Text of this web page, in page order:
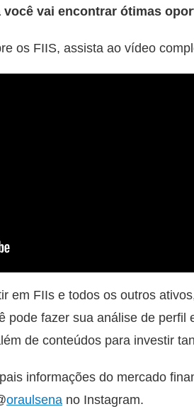
vai encontrar ótimas
os FIIS, assista ao vídeo
em FIIs e todos os outros
pode fazer sua análise de
de conteúdos para investir
informações do mercado
oraulsena no Instagram.